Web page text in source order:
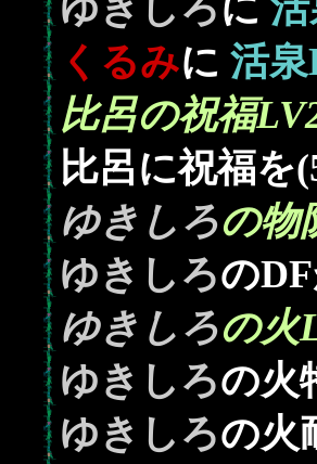
ゆきしろに
くるみに 活
比呂の祝福
比呂に祝福を
ゆきしろの物
ゆきしろの
ゆきしろの火
ゆきしろの火
ゆきしろの火